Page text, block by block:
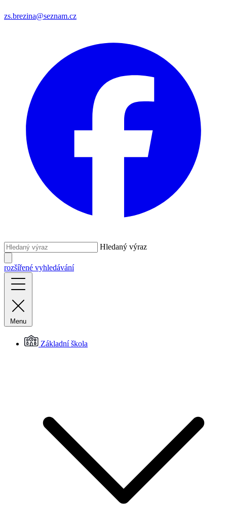
zs.brezina@seznam.cz
Hledaný výraz
rozšířené vyhledávání
Menu
Základní škola